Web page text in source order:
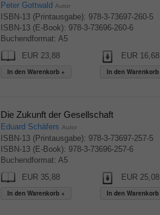
Peter Gottwald Autor
ISBN-13 (Printausgabe): 978-3-73697-260-5
ISBN-13 (E-Book): 978-3-73696-260-6
Buchendformat: A5
EUR 23,88
EUR 16,68
Die Zukunft der Gesellschaft
Eduard Schäfers Autor
ISBN-13 (Printausgabe): 978-3-73697-257-5
ISBN-13 (E-Book): 978-3-73696-257-6
Buchendformat: A5
EUR 35,88
EUR 25,08